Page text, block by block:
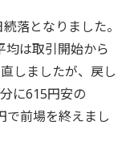
落となりました。
均は取引開始から
しましたが、戻し
に615円安の
で前場を終えまし